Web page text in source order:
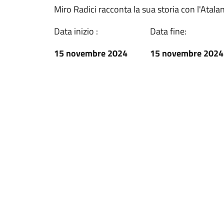
Miro Radici racconta la sua storia con
Data inizio :
15 novembre 2024
Data fine:
15 novembre 2024